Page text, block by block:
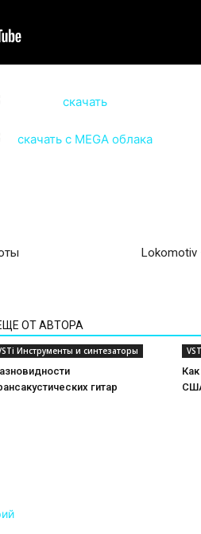
Lokomotiv
ОТ АВТОРА
Инструменты и синтезаторы
гитар